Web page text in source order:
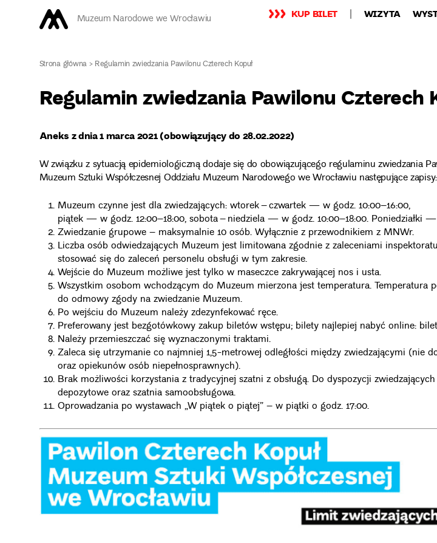
Muzeum Narodowe we Wrocławiu KUP BILET WIZYTA
Strona główna>Regulamin zwiedzania Pawilonu Czterech Kopuł
Regulamin zwiedzania Pawilonu Czterech
Aneks z dnia 1 marca 2021 (obowiązujący do 28.02.2022)
W związku z sytuacją epidemiologiczną dodaje się do obowiązującego regulaminu zwiedzania
Muzeum Sztuki Współczesnej Oddziału Muzeum Narodowego we Wrocławiu następujące zapisy:
Muzeum czynne jest dla zwiedzających: wtorek – czwartek — w godz. 10:00–16:00,
piątek — w godz. 12:00–18:00, sobota – niedziela — w godz. 10:00–18:00. Poniedziałki
Zwiedzanie grupowe – maksymalnie 10 osób. Wyłącznie z przewodnikiem z MNWr.
Liczba osób odwiedzających Muzeum jest limitowana zgodnie z zaleceniami
stosować się do zaleceń personelu obsługi w tym zakresie.
Wejście do Muzeum możliwe jest tylko w maseczce zakrywającej nos i usta.
Wszystkim osobom wchodzącym do Muzeum mierzona jest temperatura. Temperatura
do odmowy zgody na zwiedzanie Muzeum.
Po wejściu do Muzeum należy zdezynfekować ręce.
Preferowany jest bezgotówkowy zakup biletów wstępu; bilety najlepiej nabyć online:
Należy przemieszczać się wyznaczonymi traktami.
Zaleca się utrzymanie co najmniej 1,5-metrowej odległości między zwiedzającymi (nie
oraz opiekunów osób niepełnosprawnych).
Brak możliwości korzystania z tradycyjnej szatni z obsługą. Do dyspozycji zwiedzających
depozytowe oraz szatnia samoobsługowa.
Oprowadzania po wystawach „W piątek o piątej” – w piątki o godz. 17:00.